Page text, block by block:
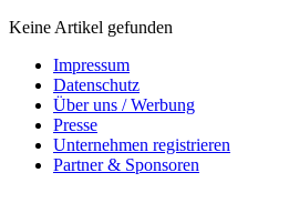
Keine Artikel gefunden
Impressum
Datenschutz
Über uns / Werbung
Presse
Unternehmen registrieren
Partner & Sponsoren